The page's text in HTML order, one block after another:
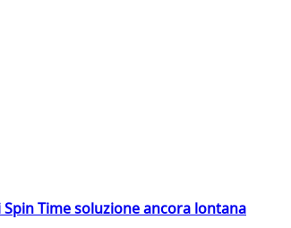
Time soluzione ancora lontana